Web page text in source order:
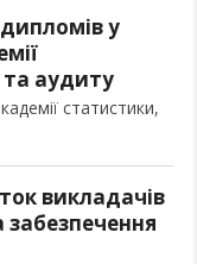
у
та аудиту
статистики,
викладачів